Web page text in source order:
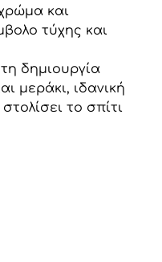
χρώμα και
τύχης και
δημιουργία
μεράκι, ιδανική
το σπίτι